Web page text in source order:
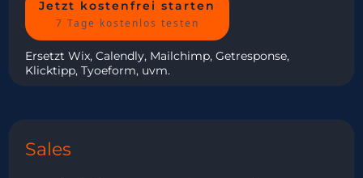
Jetzt kostenfrei starten
7 Tage kostenlos testen
Ersetzt Wix, Calendly, Mailchimp, Getresponse,
Klicktipp, Tyoeform, uvm.
Sales